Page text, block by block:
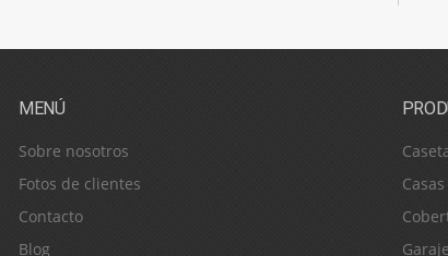
MENÚ
Sobre nosotros
Fotos de clientes
Contacto
Blog